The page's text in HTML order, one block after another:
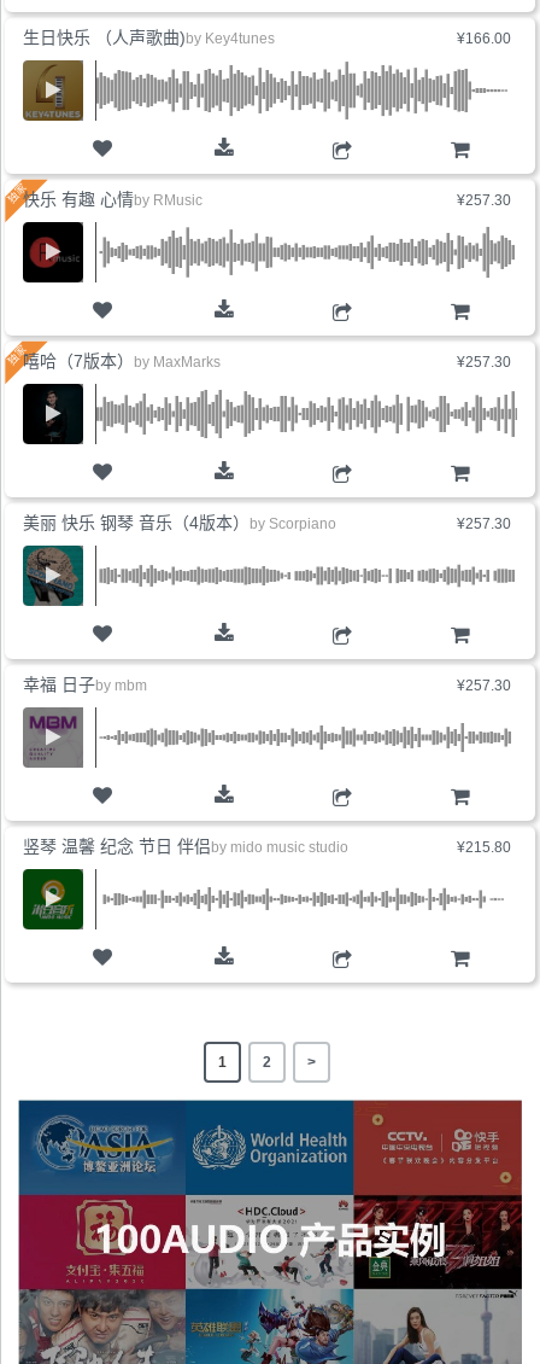
购物车
¥166.00
购物车
生日快乐 （人声歌曲) by Key4tunes
¥257.30
购物车
快乐 有趣 心情by RMusic
¥257.30
购物车
嘻哈（7版本） by MaxMarks
¥257.30
购物车
美丽 快乐 钢琴 音乐（4版本） by Scorpiano
¥257.30
购物车
幸福 日子by mbm
¥215.80
购物车
竖琴 温馨 纪念 节日 伴侣 by mido music studio
1 2 >